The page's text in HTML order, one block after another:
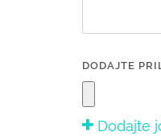
DODAJTE
Dodajte